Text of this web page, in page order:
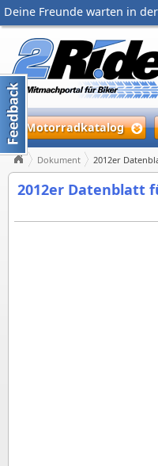
Deine Freunde warten in der
Motorradkatalog
Dokument 2012er
2012er Datenblatt